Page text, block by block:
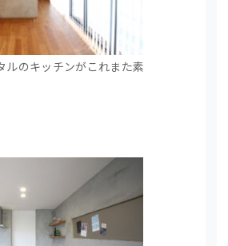
ルのキッチンがこれまた素